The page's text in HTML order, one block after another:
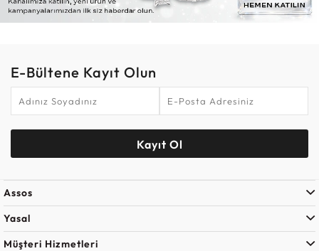
E-Bültene Kayıt Olun
Kayıt Ol
Assos
Yasal
Müşteri Hizmetleri